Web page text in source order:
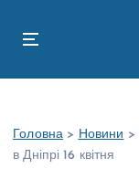
Головна > Новини >
в Дніпрі 16 квітня